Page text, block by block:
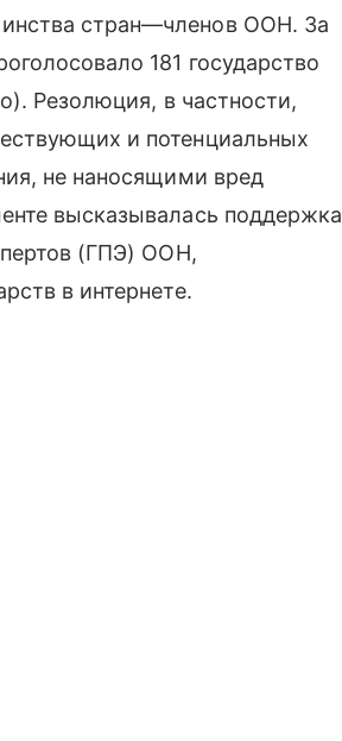
стран—членов ООН. За
181 государство
Резолюция, в частности,
и потенциальных
не наносящими вред
высказывалась поддержка
(ГПЭ) ООН,
в интернете.